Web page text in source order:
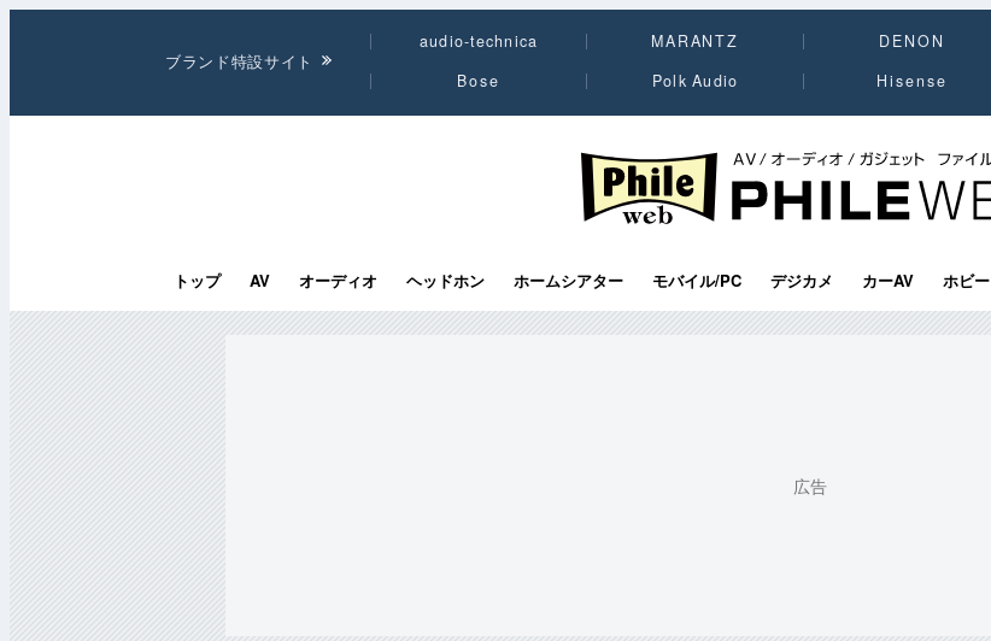
ブランド特設サイト
audio-technica MARANTZ DENON
Bose
Polk Audio Hisense
PHILE WEB｜AV/オーディオ/ガジェット
トップ AV オーディオ ヘッドホン ホームシアター モバイル/PC デジカメ カーAV ホビー